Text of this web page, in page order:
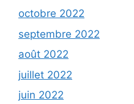
octobre 2022
septembre 2022
août 2022
juillet 2022
juin 2022